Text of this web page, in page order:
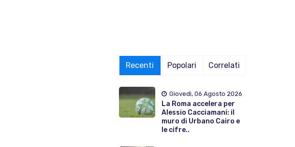
Recenti Popolari Correlati
Giovedì, 06 Agosto 2026
La Roma accelera per
Alessio Cacciamani: il
muro di Urbano Cairo e
le cifre..